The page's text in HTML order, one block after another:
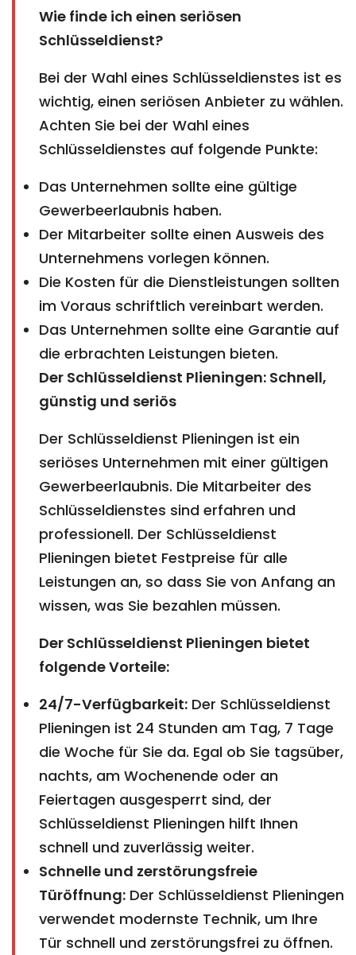
Wie finde ich einen seriösen
Schlüsseldienst?
Bei der Wahl eines Schlüsseldienstes ist es
wichtig, einen seriösen Anbieter zu wählen.
Achten Sie bei der Wahl eines
Schlüsseldienstes auf folgende Punkte:
Das Unternehmen sollte eine gültige
Gewerbeerlaubnis haben.
Der Mitarbeiter sollte einen Ausweis des
Unternehmens vorlegen können.
Die Kosten für die Dienstleistungen sollten
im Voraus schriftlich vereinbart werden.
Das Unternehmen sollte eine Garantie auf
die erbrachten Leistungen bieten.
Der Schlüsseldienst Plieningen: Schnell,
günstig und seriös
Der Schlüsseldienst Plieningen ist ein
seriöses Unternehmen mit einer gültigen
Gewerbeerlaubnis. Die Mitarbeiter des
Schlüsseldienstes sind erfahren und
professionell. Der Schlüsseldienst
Plieningen bietet Festpreise für alle
Leistungen an, so dass Sie von Anfang an
wissen, was Sie bezahlen müssen.
Der Schlüsseldienst Plieningen bietet
folgende Vorteile:
24/7-Verfügbarkeit: Der Schlüsseldienst
Plieningen ist 24 Stunden am Tag, 7 Tage
die Woche für Sie da. Egal ob Sie tagsüber,
nachts, am Wochenende oder an
Feiertagen ausgesperrt sind, der
Schlüsseldienst Plieningen hilft Ihnen
schnell und zuverlässig weiter.
Schnelle und zerstörungsfreie
Türöffnung: Der Schlüsseldienst Plieningen
verwendet modernste Technik, um Ihre
Tür schnell und zerstörungsfrei zu öffnen.